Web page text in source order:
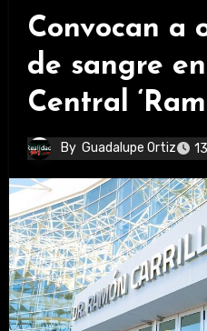
Convocan a
de sangre
Central
By Guadalupe Ortiz